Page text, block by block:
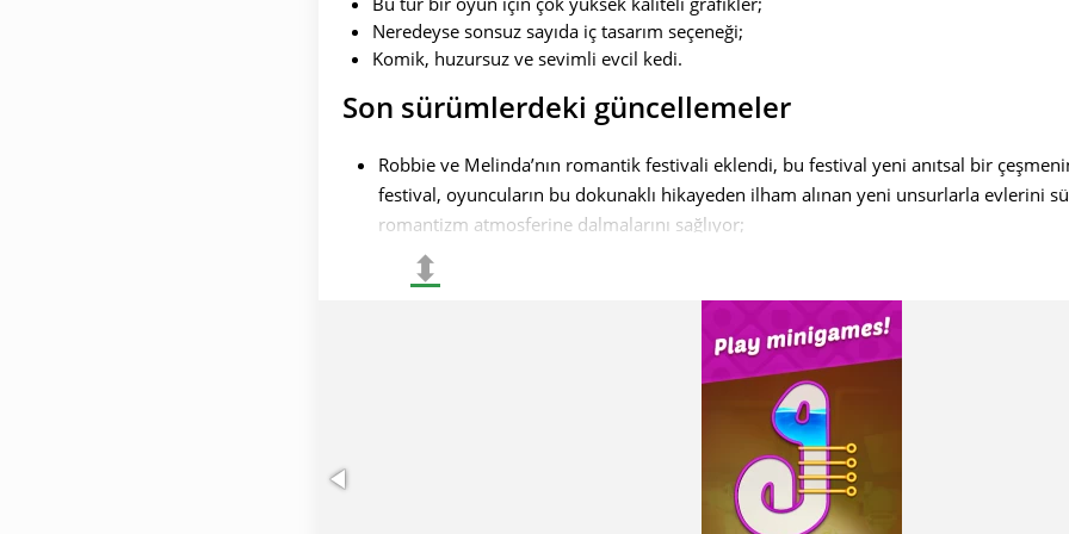
Neredeyse sonsuz sayıda iç tasarım seçeneği;
Komik, huzursuz ve sevimli evcil kedi.
Son sürümlerdeki güncellemeler
Robbie ve Melinda’nın romantik festivali eklendi, bu festival yeni anıtsal bir
festival, oyuncuların bu dokunaklı hikayeden ilham alınan yeni unsurlarla evlerini
romantizm atmosferine dalmalarını sağlıyor;
Yeni etkinlikler. Başarılı bir şekilde tamamlanmaları, oyunun diğer modlarında
dekorasyonlar getiriyor;
Zanaat ve iç tasarımın geliştirilmesi için yeni fırsatlar. Yeni konumlar, keşif ve
ekleyerek oyun dünyasının ufuklarını genişletiyor. Bu, oyunculara benzersiz ve
yaratma konusunda daha fazla özgürlük sağlar.
⬍